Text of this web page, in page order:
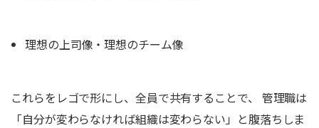
理想の上司像・理想のチーム像
これらをレゴで形にし、全員で共有することで、 管理職は
「自分が変わらなければ組織は変わらない」と腹落ちしま